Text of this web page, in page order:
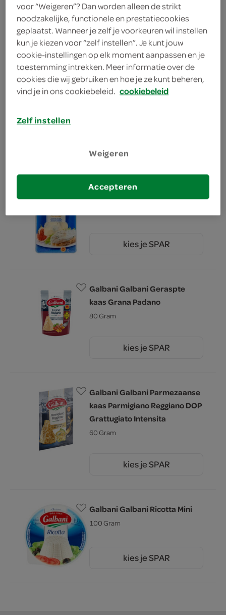
Galbani Mozzarella Di Bufala
240 Gram
3.59 kies je SPAR
3.29 kies je SPAR
Galbani Gorgonzola
kies je SPAR
Galbani Galbani Geraspte
kaas Grana Padano
80 Gram
kies je SPAR
Galbani Galbani Parmezaanse
kaas Parmigiano Reggiano DOP
Grattugiato Intensita
60 Gram
kies je SPAR
Galbani Galbani Ricotta Mini
100 Gram
kies je SPAR
voor “Weigeren”? Dan worden alleen de strikt
noodzakelijke, functionele en prestatiecookies
geplaatst. Wanneer je zelf je voorkeuren wil instellen
kun je kiezen voor “zelf instellen”. Je kunt jouw
cookie-instellingen op elk moment aanpassen en je
toestemming intrekken. Meer informatie over de
cookies die wij gebruiken en hoe je ze kunt beheren,
vind je in ons cookiebeleid. cookiebeleid
Zelf instellen
Weigeren
Accepteren